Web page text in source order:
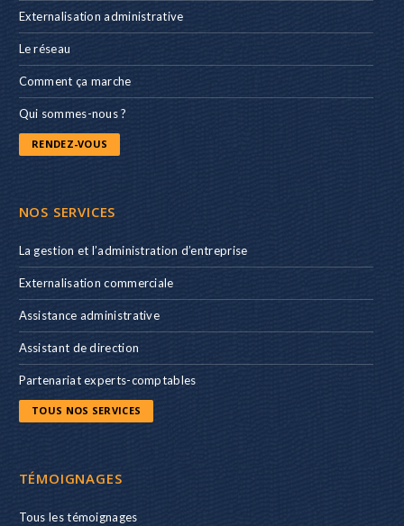
Externalisation administrative
Le réseau
Comment ça marche
Qui sommes-nous ?
RENDEZ-VOUS
NOS SERVICES
La gestion et l’administration d’entreprise
Externalisation commerciale
Assistance administrative
Assistant de direction
Partenariat experts-comptables
TOUS NOS SERVICES
TÉMOIGNAGES
Tous les témoignages